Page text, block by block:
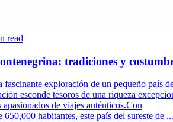
read
tradiciones y
fascinante exploración de un pequeño país
esconde tesoros de una riqueza
apasionados de viajes auténticos.Con
650,000 habitantes, este país del sureste de ...